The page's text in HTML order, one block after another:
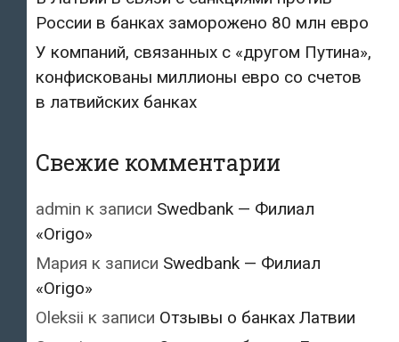
России в банках заморожено 80 млн евро
У компаний, связанных с «другом Путина»,
конфискованы миллионы евро со счетов
в латвийских банках
Свежие комментарии
admin к записи Swedbank — Филиал
«Origo»
Мария к записи Swedbank — Филиал
«Origo»
Oleksii к записи Отзывы о банках Латвии